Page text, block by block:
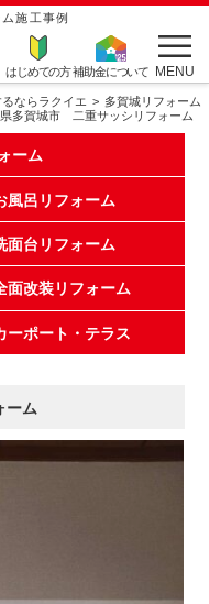
施工事例
はじめての方補助金について MENU
ならラクイエ
多賀城リフォーム
多賀城市 二重サッシリフォーム
ーム
風呂リフォーム
面台リフォーム
面改装リフォーム
ーポート・テラス
ーム